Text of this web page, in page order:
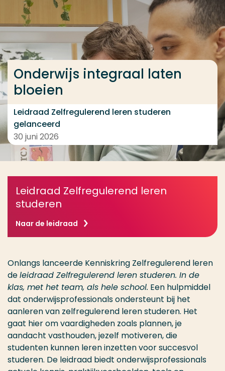
Ga direct naar de content
... > Onderwijs integraal laten bloeien
Onderwijs integraal laten
bloeien
Leidraad Zelfregulerend leren studeren
gelanceerd
30 juni 2026
Leidraad Zelfregulerend leren
studeren
Naar de leidraad
Onlangs lanceerde Kenniskring Zelfregulerend leren
deleidraad Zelfregulerend leren studeren. In de
klas, met het team, als hele school. Een hulpmiddel
dat onderwijsprofessionals ondersteunt bij het
aanleren van zelfregulerend leren studeren. Het
gaat hier om vaardigheden zoals plannen, je
aandacht vasthouden, jezelf motiveren, die
studenten kunnen leren inzetten voor succesvol
studeren. De leidraad biedt onderwijsprofessionals
Veel gezocht
Opleiding
Contact